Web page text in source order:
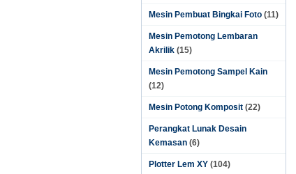
Mesin Pembuat Bingkai Foto (11)
Mesin Pemotong Lembaran
Akrilik (15)
Mesin Pemotong Sampel Kain
(12)
Mesin Potong Komposit (22)
Perangkat Lunak Desain
Kemasan (6)
Plotter Lem XY (104)